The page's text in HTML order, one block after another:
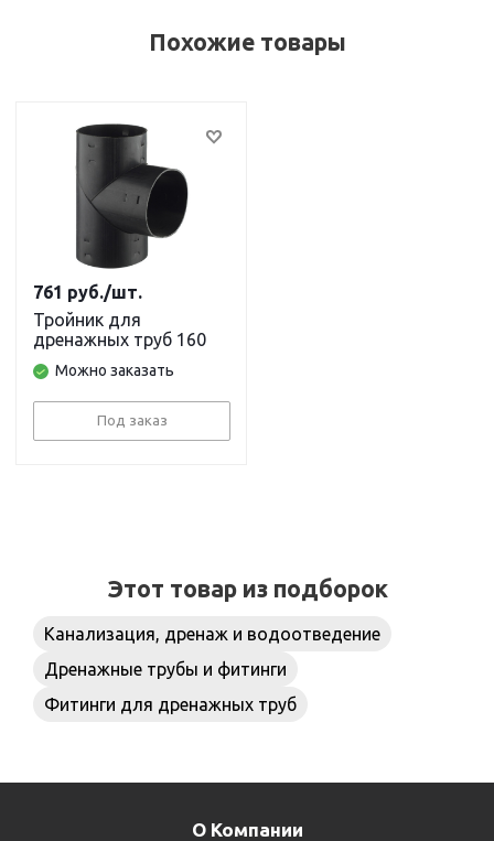
Похожие товары
Тройник для
дренажных труб 160
Можно заказать
761 руб./шт.
Под заказ
Этот товар из подборок
Канализация, дренаж и водоотведение
Дренажные трубы и фитинги
Фитинги для дренажных труб
О Компании